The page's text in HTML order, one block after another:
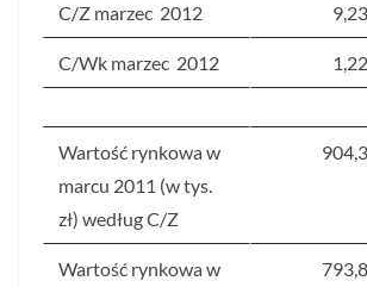
C/Z marzec 2012 9,23
C/Wk marzec 2012 1,22
Wartość rynkowa w
marcu 2011 (w tys.
zł) według C/Z
904,3
Wartość rynkowa w
793,8